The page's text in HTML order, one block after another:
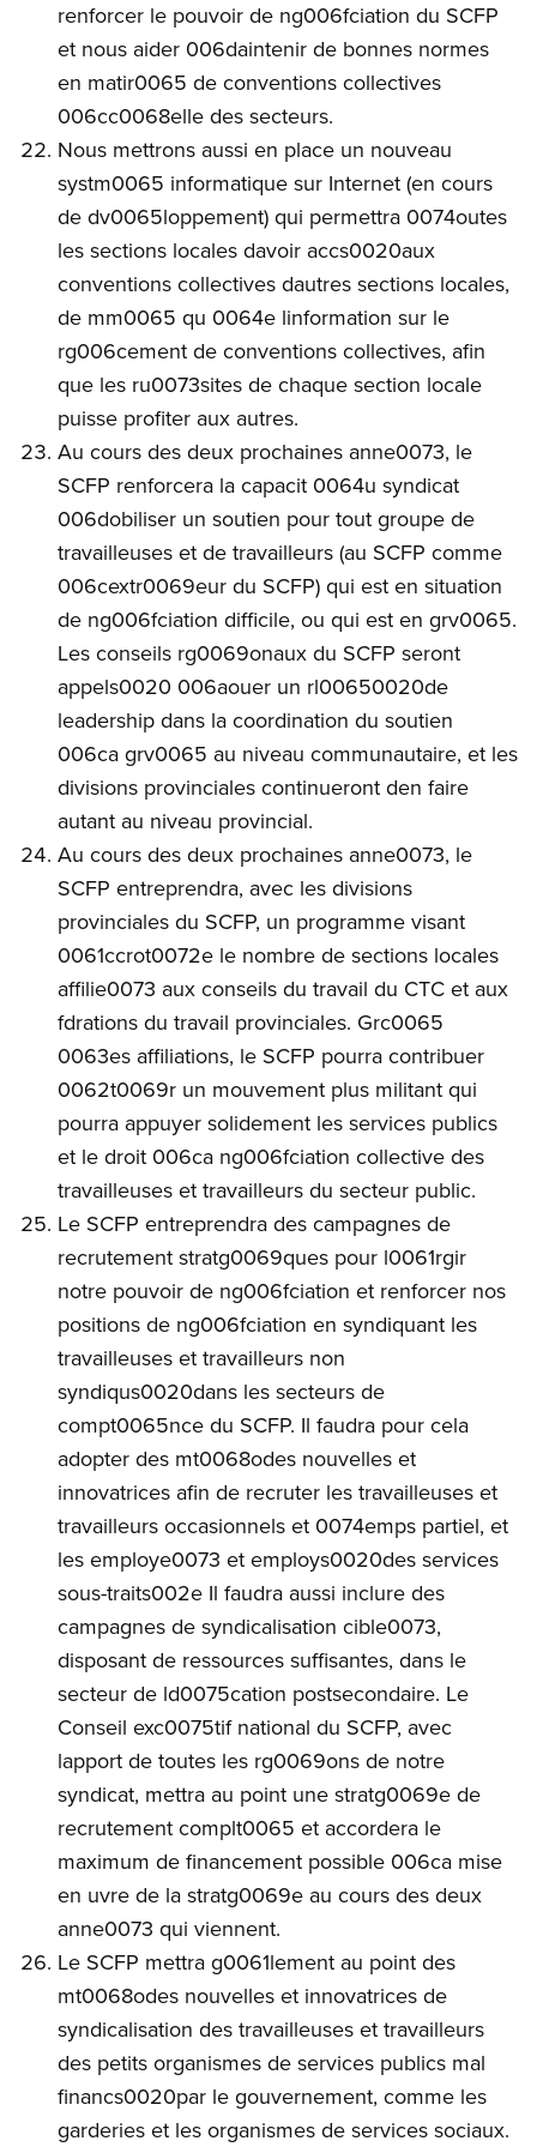
renforcer le pouvoir de ng006fciation du SCFP
et nous aider 006daintenir de bonnes normes
en matir0065 de conventions collectives
006cc0068elle des secteurs.
Nous mettrons aussi en place un nouveau
systm0065 informatique sur Internet (en cours
de dv0065loppement) qui permettra 0074outes
les sections locales davoir accs0020aux
conventions collectives dautres sections locales,
de mm0065 qu 0064e linformation sur le
rg006cement de conventions collectives, afin
que les ru0073sites de chaque section locale
puisse profiter aux autres.
Au cours des deux prochaines anne0073, le
SCFP renforcera la capacit 0064u syndicat
006dobiliser un soutien pour tout groupe de
travailleuses et de travailleurs (au SCFP comme
006cextr0069eur du SCFP) qui est en situation
de ng006fciation difficile, ou qui est en grv0065.
Les conseils rg0069onaux du SCFP seront
appels0020 006aouer un rl00650020de
leadership dans la coordination du soutien
006ca grv0065 au niveau communautaire, et les
divisions provinciales continueront den faire
autant au niveau provincial.
Au cours des deux prochaines anne0073, le
SCFP entreprendra, avec les divisions
provinciales du SCFP, un programme visant
0061ccrot0072e le nombre de sections locales
affilie0073 aux conseils du travail du CTC et aux
fdrations du travail provinciales. Grc0065
0063es affiliations, le SCFP pourra contribuer
0062t0069r un mouvement plus militant qui
pourra appuyer solidement les services publics
et le droit 006ca ng006fciation collective des
travailleuses et travailleurs du secteur public.
Le SCFP entreprendra des campagnes de
recrutement stratg0069ques pour l0061rgir
notre pouvoir de ng006fciation et renforcer nos
positions de ng006fciation en syndiquant les
travailleuses et travailleurs non
syndiqus0020dans les secteurs de
compt0065nce du SCFP. Il faudra pour cela
adopter des mt0068odes nouvelles et
innovatrices afin de recruter les travailleuses et
travailleurs occasionnels et 0074emps partiel, et
les employe0073 et employs0020des services
sous-traits002e Il faudra aussi inclure des
campagnes de syndicalisation cible0073,
disposant de ressources suffisantes, dans le
secteur de ld0075cation postsecondaire. Le
Conseil exc0075tif national du SCFP, avec
lapport de toutes les rg0069ons de notre
syndicat, mettra au point une stratg0069e de
recrutement complt0065 et accordera le
maximum de financement possible 006ca mise
en uvre de la stratg0069e au cours des deux
anne0073 qui viennent.
Le SCFP mettra g0061lement au point des
mt0068odes nouvelles et innovatrices de
syndicalisation des travailleuses et travailleurs
des petits organismes de services publics mal
financs0020par le gouvernement, comme les
garderies et les organismes de services sociaux.